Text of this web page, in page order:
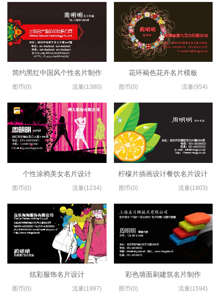
简约黑红中国风个性名片制作
图币(0) 流量(1380)
个性涂鸦美女名片设计
图币(0) 流量(1234)
炫彩服饰名片设计
图币(0) 流量(1997)
花环褐色花卉名片模板
图币(0) 流量(954)
柠檬片插画设计餐饮名片设计
图币(0) 流量(1803)
彩色墙面刷建筑名片制作
图币(0) 流量(1594)